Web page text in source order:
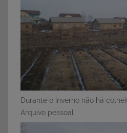
Durante o inverno não há
Arquivo pessoal